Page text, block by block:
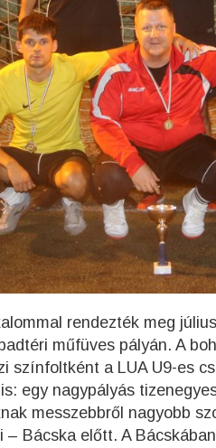
rendezték meg
műfüves pályán. A
színfoltként a LUA U9-es
egy nagypályás
messzebbről nagyobb
– Bácska előtt. A